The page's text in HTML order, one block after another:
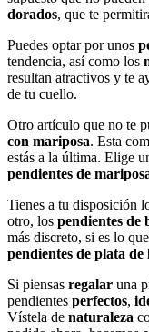
dorados, que te
Puedes optar por unos
tendencia, así como los
resultan atractivos y te
de tu cuello.
Otro artículo que no te
con mariposa. Esta
estás a la última. Elige
pendientes de
Tienes a tu disposición
otro, los pendientes de
más discreto, si es lo
pendientes de plata de
Si piensas regalar una
pendientes perfectos,
Vístela de naturaleza